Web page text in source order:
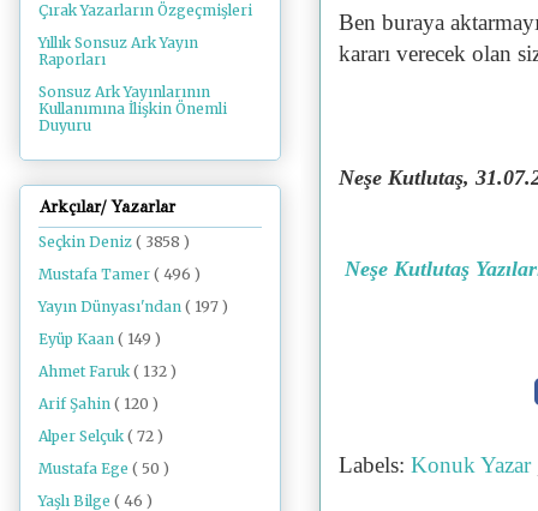
Ben buraya
kararı verecek olan
Neşe Kutlutaş,
Neşe Kutlutaş
Labels: Konuk Yazar
Çırak Yazarların Özgeçmişleri
Yıllık Sonsuz Ark Yayın
Raporları
Sonsuz Ark Yayınlarının
Kullanımına İlişkin Önemli
Duyuru
Arkçılar/ Yazarlar
Seçkin Deniz ( 3858 )
Mustafa Tamer ( 496 )
Yayın Dünyası'ndan ( 197 )
Eyüp Kaan ( 149 )
Ahmet Faruk ( 132 )
Arif Şahin ( 120 )
Alper Selçuk ( 72 )
Mustafa Ege ( 50 )
Yaşlı Bilge ( 46 )